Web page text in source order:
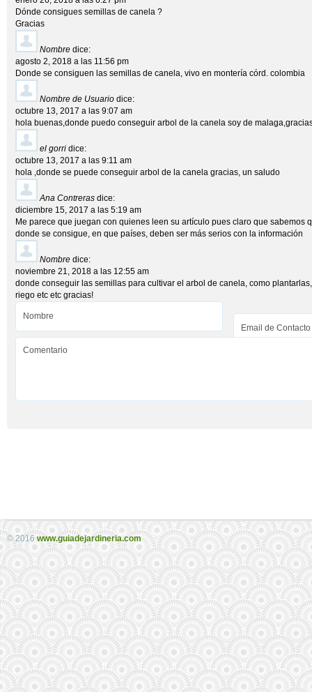
Dónde consigues semillas de canela ?
Gracias
Nombre dice:
agosto 2, 2018 a las 11:56 pm
Donde se consiguen las semillas de canela, vivo en montería córd. colombia
Nombre de Usuario dice:
octubre 13, 2017 a las 9:07 am
hola buenas,donde puedo conseguir arbol de la canela soy de
el gorri dice:
octubre 13, 2017 a las 9:11 am
hola ,donde se puede conseguir arbol de la canela gracias, un saludo
Ana Contreras dice:
diciembre 15, 2017 a las 5:19 am
Me parece que juegan con quienes leen su artículo pues claro que sabemos
donde se consigue, en que países, deben ser más serios con la información
Nombre dice:
noviembre 21, 2018 a las 12:55 am
donde conseguir las semillas para cultivar el arbol de canela, como
riego etc etc gracias!
© 2016 www.guiadejardineria.com